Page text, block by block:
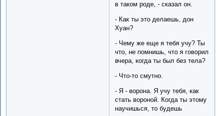
в таком роде, - сказал он.
- Как ты это делаешь, дон
Хуан?
- Чему же еще я тебя учу? Ты
что, не помнишь, что я говорил
вчера, когда ты был без тела?
- Что-то смутно.
- Я - ворона. Я учу тебя, как
стать вороной. Когда ты этому
научишься, то будешь